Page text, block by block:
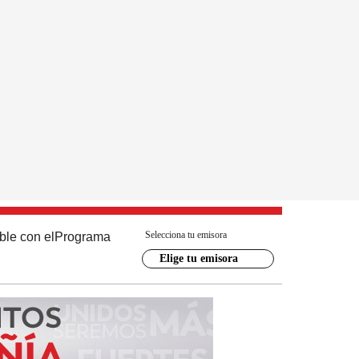
con el Programa Selecciona tu emisora
Elige tu emisora